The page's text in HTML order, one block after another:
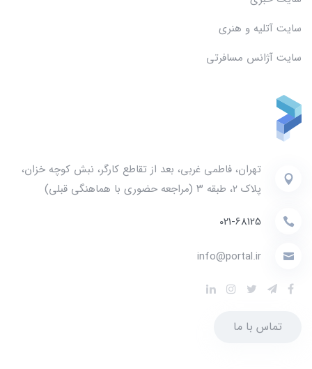
سایت آتلیه و هنری
سایت آژانس مسافرتی
تهران، فاطمی غربی، بعد از تقاطع کارگر، نبش کوچه خزان،
پلاک ۲، طبقه ۳ (مراجعه حضوری با هماهنگی قبلی)
021-68125
info@portal.ir
تماس با ما